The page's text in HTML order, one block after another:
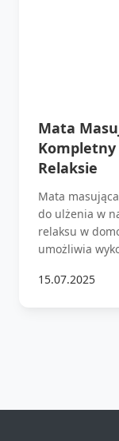
Mata
Kompletny
Relaksie
Mata
do ulżenia w
relaksu w
umożliwia
15.07.2025